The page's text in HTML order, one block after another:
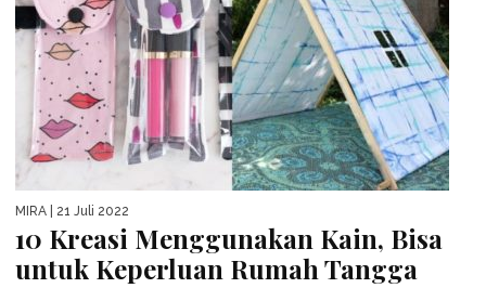
MIRA | 21 Juli 2022
10 Kreasi Menggunakan Kain, Bisa
untuk Keperluan Rumah Tangga